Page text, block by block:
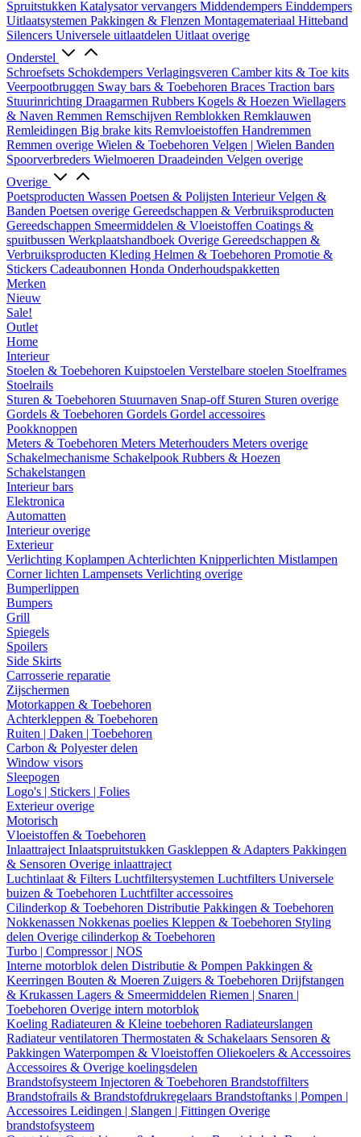
Spruitstukken Katalysator vervangers Middendempers Einddempers
Uitlaatsystemen Pakkingen & Flenzen Montagemateriaal Hitteband
Silencers Universele uitlaatdelen Uitlaat overige
Onderstel
Schroefsets Schokdempers Verlagingsveren Camber kits & Toe kits
Veerpootbruggen Sway bars & Toebehoren Braces Traction bars
Stuurinrichting Draagarmen Rubbers Kogels & Hoezen Wiellagers
& Naven Remmen Remschijven Remblokken Remklauwen
Remleidingen Big brake kits Remvloeistoffen Handremmen
Remmen overige Wielen & Toebehoren Velgen | Wielen Banden
Spoorverbreders Wielmoeren Draadeinden Velgen overige
Overige
Poetsproducten Wassen Poetsen & Polijsten InterieurVelgen &
Banden Poetsen overige Gereedschappen & Verbruiksproducten
Gereedschappen Smeermiddelen & Vloeistoffen Coatings &
spuitbussen Werkplaatshandboek Overige Gereedschappen &
Verbruiksproducten Kleding Helmen & Toebehoren Promotie &
Stickers Cadeaubonnen Honda Onderhoudspakketten
Merken
Nieuw
Sale!
Outlet
Home
Interieur
Stoelen & Toebehoren Kuipstoelen Verstelbare stoelen Stoelframes
Stoelrails
Sturen & Toebehoren Stuurnaven Snap-off Sturen Sturen overige
Gordels & Toebehoren Gordels Gordel accessoires
Pookknoppen
Meters & Toebehoren Meters Meterhouders Meters overige
Schakelmechanisme Schakelpook Rubbers & Hoezen
Schakelstangen
Interieur bars
Elektronica
Automatten
Interieur overige
Exterieur
Verlichting Koplampen Achterlichten Knipperlichten Mistlampen
Corner lichten Lampensets Verlichting overige
Bumperlippen
Bumpers
Grill
Spiegels
Spoilers
Side Skirts
Carrosserie reparatie
Zijschermen
Motorkappen & Toebehoren
Achterkleppen & Toebehoren
Ruiten | Daken | Toebehoren
Carbon & Polyester delen
Window visors
Sleepogen
Logo's | Stickers | Folies
Exterieur overige
Motorisch
Vloeistoffen & Toebehoren
Inlaattraject Inlaatspruitstukken Gaskleppen & Adapters Pakkingen
& Sensoren Overige inlaattraject
Luchtinlaat & Filters Luchtfiltersystemen Luchtfilters Universele
buizen & Toebehoren Luchtfilter accessoires
Cilinderkop & Toebehoren Distributie Pakkingen & Toebehoren
Nokkenassen Nokkenas poelies Kleppen & Toebehoren Styling
delen Overige cilinderkop & Toebehoren
Turbo | Compressor | NOS
Interne motorblok delen Distributie & Pompen Pakkingen &
Keerringen Bouten & Moeren Zuigers & Toebehoren Drijfstangen
& Krukassen Lagers & Smeermiddelen Riemen | Snaren |
Toebehoren Overige intern motorblok
Koeling Radiateuren & Kleine toebehoren Radiateurslangen
Radiateur ventilatoren Thermostaten & Schakelaars Sensoren &
Pakkingen Waterpompen & Vloeistoffen Oliekoelers & Accessoires
Accessoires & Overige koelingsdelen
Brandstofsysteem Injectoren & Toebehoren Brandstoffilters
Brandstofrails & Brandstofdrukregelaars Brandstoftanks | Pompen |
Accessoires Leidingen | Slangen | Fittingen Overige
brandstofsysteem